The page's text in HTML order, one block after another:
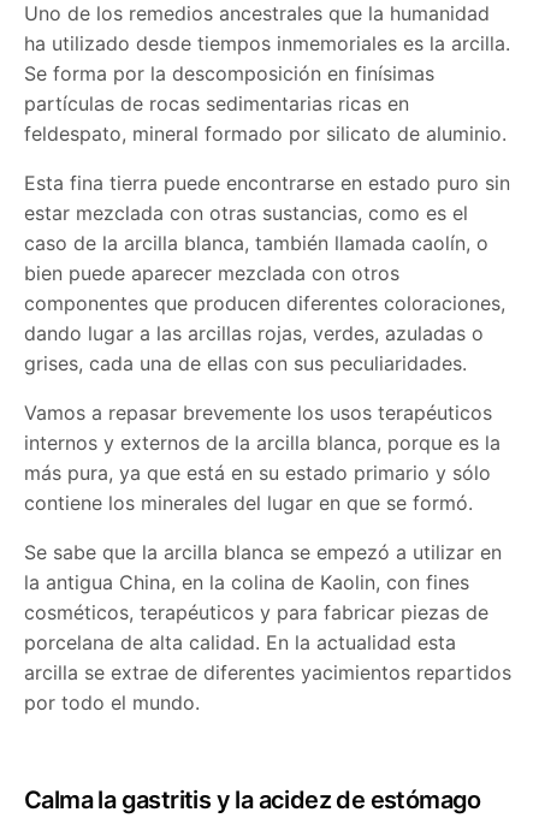
Uno de los remedios ancestrales que la humanidad
ha utilizado desde tiempos inmemoriales es la arcilla.
Se forma por la descomposición en finísimas
partículas de rocas sedimentarias ricas en
feldespato, mineral formado por silicato de aluminio.
Esta fina tierra puede encontrarse en estado puro sin
estar mezclada con otras sustancias, como es el
caso de la arcilla blanca, también llamada caolín, o
bien puede aparecer mezclada con otros
componentes que producen diferentes coloraciones,
dando lugar a las arcillas rojas, verdes, azuladas o
grises, cada una de ellas con sus peculiaridades.
Vamos a repasar brevemente los usos terapéuticos
internos y externos de la arcilla blanca, porque es la
más pura, ya que está en su estado primario y sólo
contiene los minerales del lugar en que se formó.
Se sabe que la arcilla blanca se empezó a utilizar en
la antigua China, en la colina de Kaolin, con fines
cosméticos, terapéuticos y para fabricar piezas de
porcelana de alta calidad. En la actualidad esta
arcilla se extrae de diferentes yacimientos repartidos
por todo el mundo.
Calma la gastritis y la acidez de estómago